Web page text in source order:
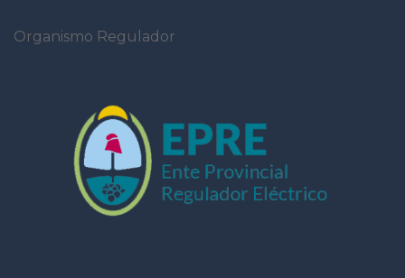
Organismo Regulador